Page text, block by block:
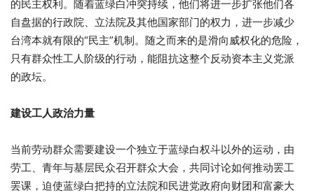
的民主权利。随着蓝绿白冲突持续，他们将进一步扩张他们各
自盘据的行政院、立法院及其他国家部门的权力，进一步减少
台湾本就有限的“民主”机制。随之而来的是滑向威权化的危险，
只有群众性工人阶级的行动，能阻抗这整个反动资本主义党派
的政坛。
建设工人政治力量
当前劳动群众需要建设一个独立于蓝绿白权斗以外的运动，由
劳工、青年与基层民众召开群众大会，共同讨论如何推动罢工
罢课，迫使蓝绿白把持的立法院和民进党政府向财团和富豪大